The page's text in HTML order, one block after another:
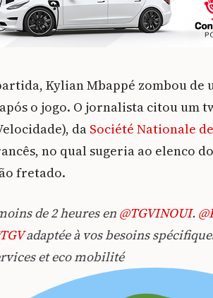
Kylian Mbappé zombou
o jogo. O jornalista citou um
daSociété Nationale
no qual sugeria ao elenco
fretado.
de 2 heures en @TGVINOUI.
adaptée à vos besoins
et eco mobilité